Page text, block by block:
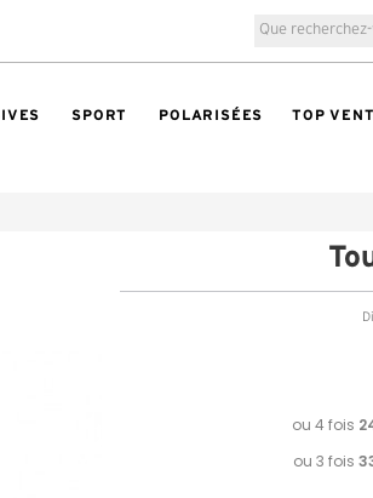
SPORT POLARISÉES TOP